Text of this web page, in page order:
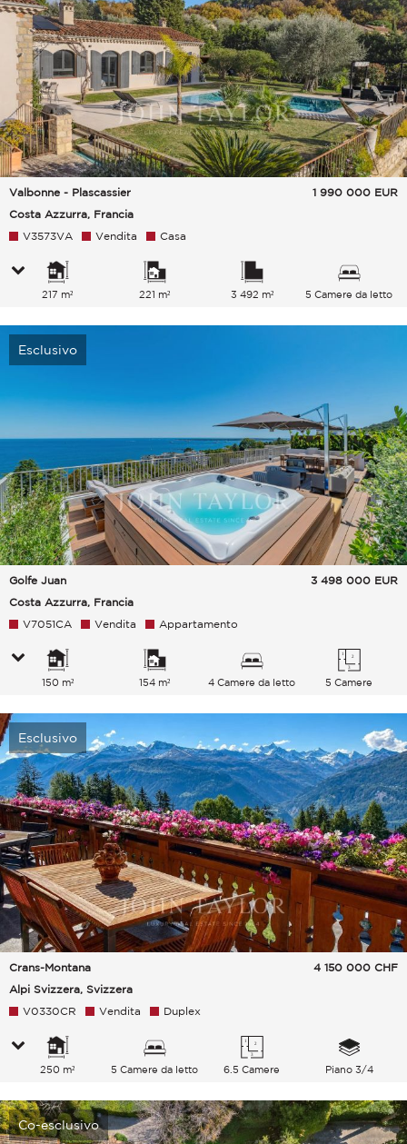
Valbonne - Plascassier
Costa Azzurra, Francia
1 990 000 EUR
V3573VA Vendita Casa
217 m² 221 m² 3 492 m² 5 Camere da letto
Esclusivo
Golfe Juan
Costa Azzurra, Francia
3 498 000 EUR
V7051CA Vendita Appartamento
150 m² 154 m² 4 Camere da letto 5 Camere
Esclusivo
Crans-Montana
Alpi Svizzera, Svizzera
4 150 000 CHF
V0330CR Vendita Duplex
250 m² 5 Camere da letto 6.5 Camere Piano 3/4
Co-esclusivo